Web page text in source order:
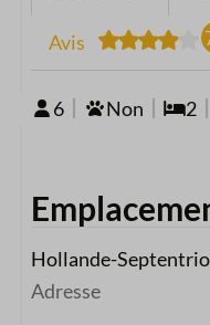
Avis
6 Non 2
Hollande-
Adresse